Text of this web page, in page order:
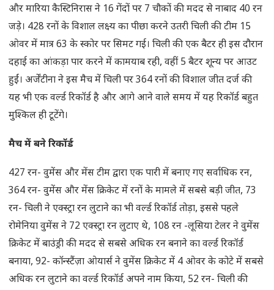
और मारिया कैस्टिनिरास ने 16 गेंदों पर 7 चौकों की मदद से नाबाद 40 रन
जड़े। 428 रनों के विशाल लक्ष्य का पीछा करने उतरी चिली की टीम 15
ओवर में मात्र 63 के स्कोर पर सिमट गई। चिली की एक बैटर ही इस दौरान
दहाई का आंकड़ा पार करने में कामयाब रही, वहीं 5 बैटर शून्य पर आउट
हुईं। अर्जेंटीना ने इस मैच में चिली पर 364 रनों की विशाल जीत दर्ज की
यह भी एक वर्ल्ड रिकॉर्ड है और आगे आने वाले समय में यह रिकॉर्ड बहुत
मुश्किल ही टूटेंगे।
मैच में बने रिकॉर्ड
427 रन- वुमेंस और मेंस टीम द्वारा एक पारी में बनाए गए सर्वाधिक रन,
364 रन- वुमेंस और मेंस क्रिकेट में रनों के मामले में सबसे बड़ी जीत, 73
रन- चिली ने एक्स्ट्रा रन लुटाने का भी वर्ल्ड रिकॉर्ड तोड़ा, इससे पहले
रोमेनिया वुमेंस ने 72 एक्स्ट्रा रन लुटाए थे, 108 रन -लूसिया टेलर ने वुमेंस
क्रिकेट में बाउंड्री की मदद से सबसे अधिक रन बनाने का वर्ल्ड रिकॉर्ड
बनाया, 92- कॉन्स्टैंज़ा ओयार्स ने वुमेंस क्रिकेट में 4 ओवर के कोटे में सबसे
अधिक रन लुटाने का वर्ल्ड रिकॉर्ड अपने नाम किया, 52 रन- चिली की